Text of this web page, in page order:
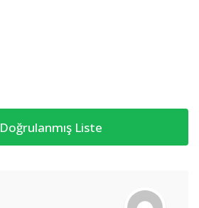
Doğrulanmış Liste